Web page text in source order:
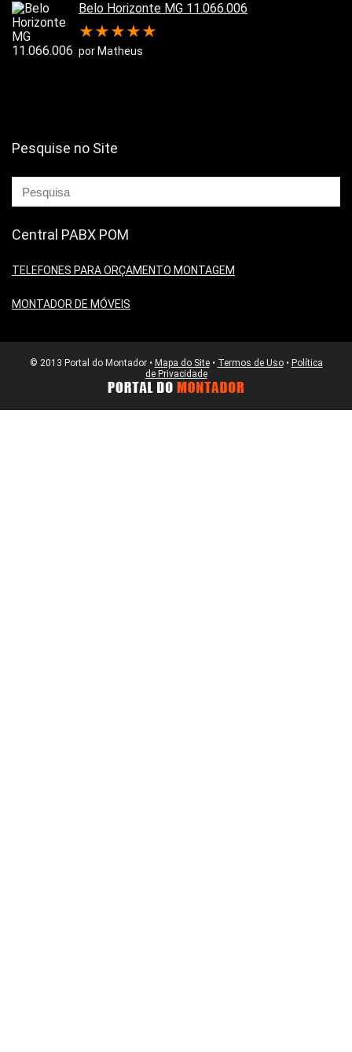
Belo Horizonte MG 11.066.006
★★★★★
por Matheus
Pesquise no Site
Central PABX POM
TELEFONES PARA ORÇAMENTO MONTAGEM
MONTADOR DE MÓVEIS
© 2013 Portal do Montador • Mapa do Site• Termos de Uso• Política
de Privacidade